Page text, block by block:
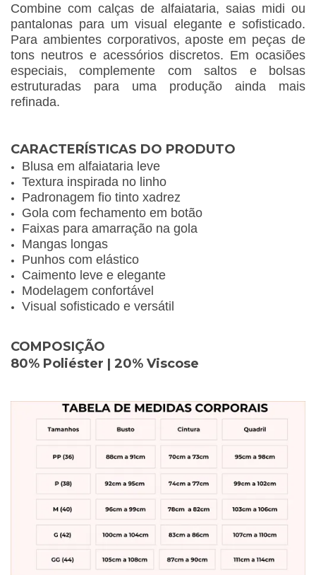
Combine com calças de alfaiataria, saias midi ou
pantalonas para um visual elegante e sofisticado.
Para ambientes corporativos, aposte em peças de
tons neutros e acessórios discretos. Em ocasiões
especiais, complemente com saltos e bolsas
estruturadas para uma produção ainda mais
refinada.
CARACTERÍSTICAS DO PRODUTO
Blusa em alfaiataria leve
Textura inspirada no linho
Padronagem fio tinto xadrez
Gola com fechamento em botão
Faixas para amarração na gola
Mangas longas
Punhos com elástico
Caimento leve e elegante
Modelagem confortável
Visual sofisticado e versátil
COMPOSIÇÃO
80% Poliéster | 20% Viscose